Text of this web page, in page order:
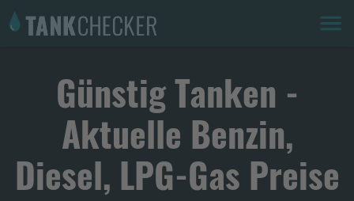
Günstig Tanken -
Aktuelle Benzin,
Diesel, LPG-Gas Preise